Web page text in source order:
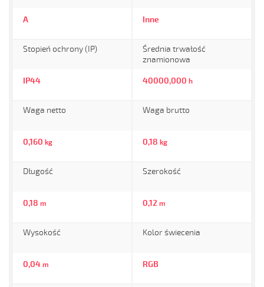
A Inne
Stopień ochrony (IP)
IP44
Średnia trwałość
znamionowa
40000,000 h
Waga netto
0,160 kg
Waga brutto
0,18 kg
Długość
0,18 m
Szerokość
0,12 m
Wysokość
0,04 m
Kolor świecenia
RGB